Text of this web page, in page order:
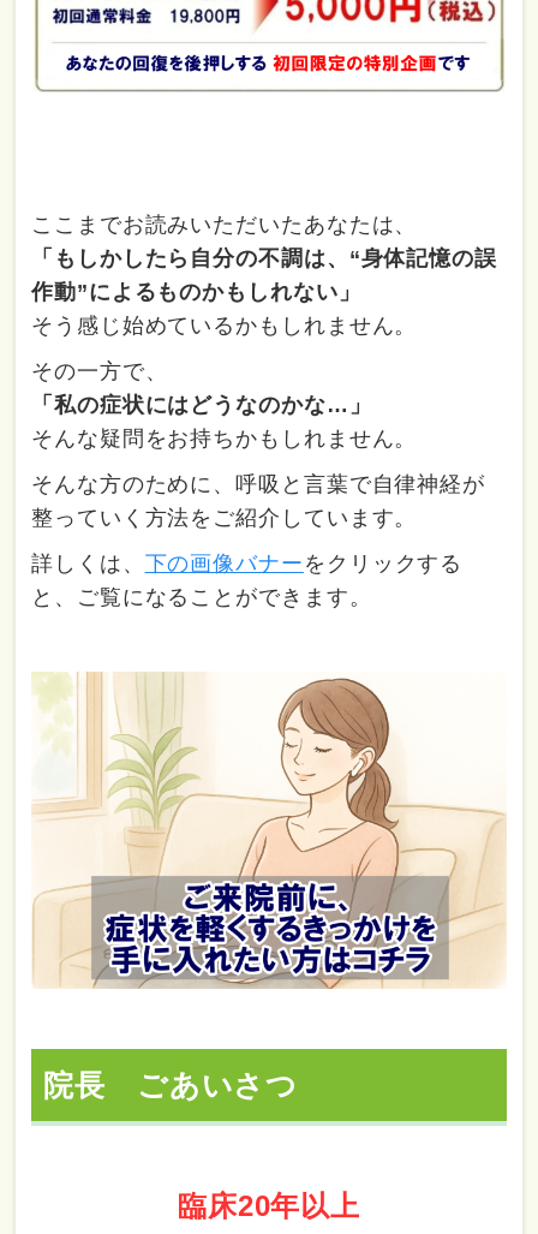
ここまでお読みいただいたあなたは、
「もしかしたら自分の不調は、“身体記憶の誤
作動”によるものかもしれない」
そう感じ始めているかもしれません。
その一方で、
「私の症状にはどうなのかな…」
そんな疑問をお持ちかもしれません。
そんな方のために、呼吸と言葉で自律神経が
整っていく方法をご紹介しています。
詳しくは、 下の画像バナー をクリックする
と、ご覧になることができます。
院長 ごあいさつ
臨床20年以上